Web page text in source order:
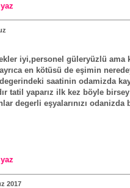
iyi,personel güleryüzlü ama
en kötüsü de eşimin
saatinin odamizda
tatil yaparız ilk kez böyle
degerli eşyalarınızı odanizda
2017